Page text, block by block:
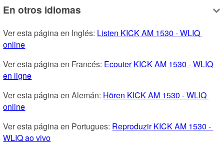
En otros idiomas
Ver esta página en Inglés: Listen KICK AM 1530 - WLIQ
online
Ver esta página en Francés: Ecouter KICK AM 1530 - WLIQ
en ligne
Ver esta página en Alemán: Hören KICK AM 1530 - WLIQ
online
Ver esta página en Portugues: Reproduzir KICK AM 1530 -
WLIQ ao vivo